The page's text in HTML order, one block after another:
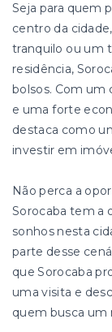
Seja para quem
centro da
tranquilo ou um
residência,
bolsos. Com um
e uma forte
destaca como
investir em
Não perca a
Sorocaba tem a
sonhos nesta
parte desse
que Sorocaba
uma visita e
quem busca um